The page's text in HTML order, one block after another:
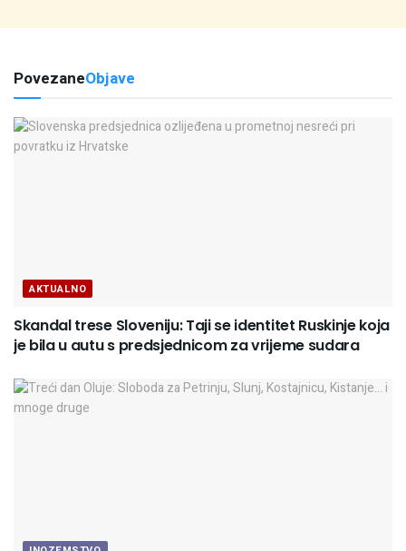
PovezaneObjave
AKTUALNO
Skandal trese Sloveniju: Taji se identitet Ruskinje koja
je bila u autu s predsjednicom za vrijeme sudara